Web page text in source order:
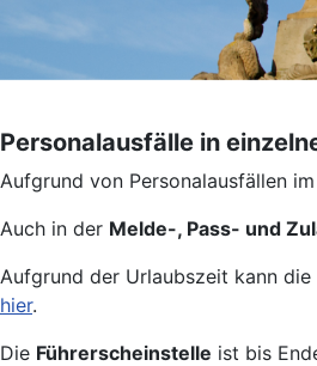
Personalausfälle in
Aufgrund von Personalausfällen im
Auch in der Melde-, Pass- und
Aufgrund der Urlaubszeit kann die
hier.
Die Führerscheinstelle ist bis